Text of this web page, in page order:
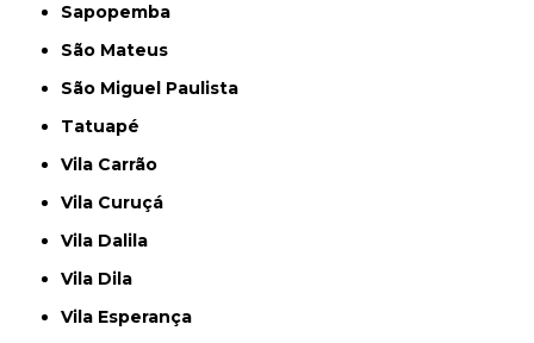
Sapopemba
São Mateus
São Miguel Paulista
Tatuapé
Vila Carrão
Vila Curuçá
Vila Dalila
Vila Dila
Vila Esperança